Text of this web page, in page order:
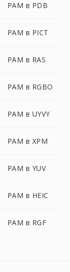
PAM в PDB
PAM в PICT
PAM в RAS
PAM в RGBO
PAM в UYVY
PAM в XPM
PAM в YUV
PAM в HEIC
PAM в RGF